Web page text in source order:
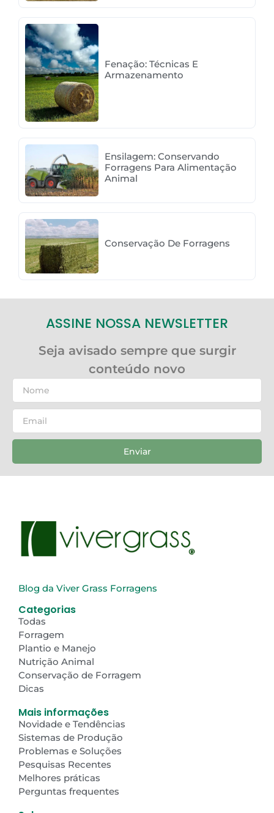
Fenação: Técnicas E
Armazenamento
Ensilagem: Conservando
Forragens Para Alimentação
Animal
Conservação De Forragens
ASSINE NOSSA NEWSLETTER
Seja avisado sempre que surgir
conteúdo novo
Enviar
Blog da Viver Grass Forragens
Categorias
Todas
Forragem
Plantio e Manejo
Nutrição Animal
Conservação de Forragem
Dicas
Mais informações
Novidade e Tendências
Sistemas de Produção
Problemas e Soluções
Pesquisas Recentes
Melhores práticas
Perguntas frequentes